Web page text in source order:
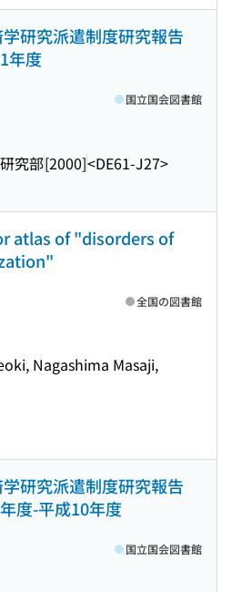
研究派遣制度研究報告
年度
究部[2000]<DE61-J27>
国立国会図書館
atlas of "disorders of
Nagashima Masaji,
全国の図書館
研究派遣制度研究報告
度-平成10年度
国立国会図書館